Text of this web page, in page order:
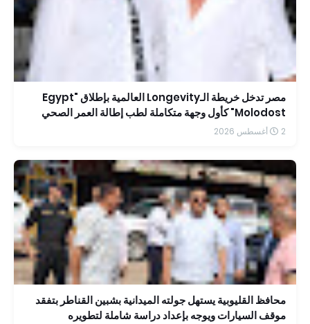
مصر تدخل خريطة الـLongevity العالمية بإطلاق "Egypt
Molodost" كأول وجهة متكاملة لطب إطالة العمر الصحي
2 أغسطس 2026
محافظ القليوبية يستهل جولته الميدانية بشبين القناطر بتفقد
موقف السيارات ويوجه بإعداد دراسة شاملة لتطويره